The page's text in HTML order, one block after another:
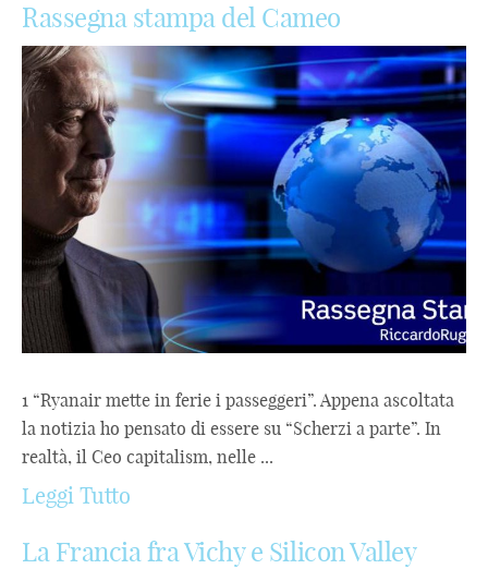
Rassegna stampa del Cameo
1 “Ryanair mette in ferie i passeggeri”. Appena ascoltata
la notizia ho pensato di essere su “Scherzi a parte”. In
realtà, il Ceo capitalism, nelle ...
Leggi Tutto
La Francia fra Vichy e Silicon Valley